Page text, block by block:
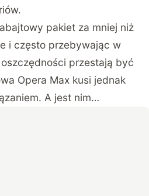
pakiet za mniej niż
i często przebywając w
przestają być
Opera Max kusi jednak
A jest nim…